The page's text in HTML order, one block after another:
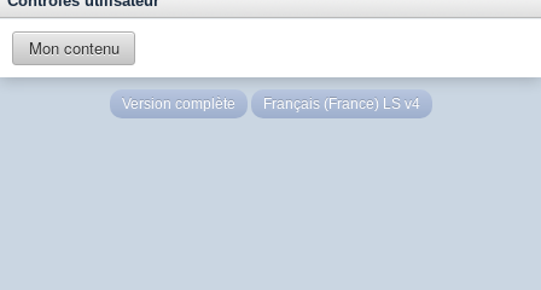
Mon contenu
Version complète Français (France) LS v4